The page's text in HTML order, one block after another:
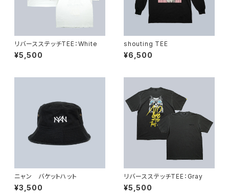
リバースステッチTEE：White
¥5,500
shouting TEE
¥6,500
ニャン バケットハット
¥3,500
リバースステッチTEE：Gray
¥5,500